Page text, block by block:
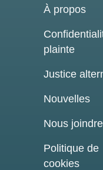
À propos
plainte
Justice
Nouvelles
Nous joindre
Politique de
cookies